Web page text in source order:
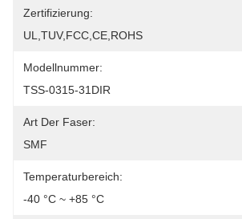
Zertifizierung:
UL,TUV,FCC,CE,ROHS
Modellnummer:
TSS-0315-31DIR
Art Der Faser:
SMF
Temperaturbereich:
-40 °C ~ +85 °C